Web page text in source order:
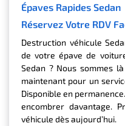
Épaves Rapides Sedan
Réservez Votre RDV
Destruction véhicule
de votre épave de
Sedan ? Nous sommes
maintenant pour un
Disponible en
encombrer davantage.
véhicule dès aujourd’hui.